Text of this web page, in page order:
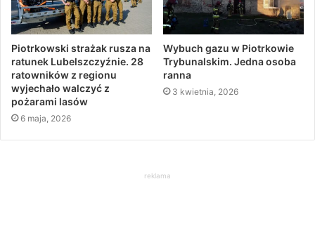
Piotrkowski strażak rusza na
ratunek Lubelszczyźnie. 28
ratowników z regionu
wyjechało walczyć z
pożarami lasów
6 maja, 2026
Wybuch gazu w Piotrkowie
Trybunalskim. Jedna osoba
ranna
3 kwietnia, 2026
reklama